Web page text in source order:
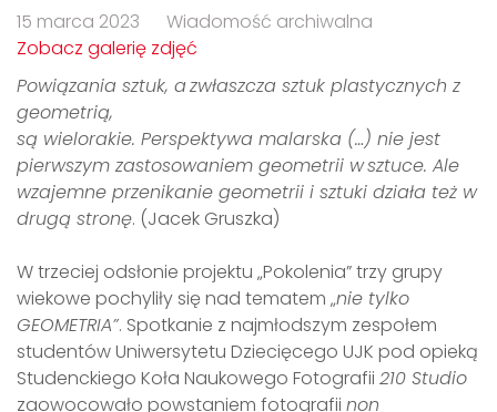
15 marca 2023
Wiadomość archiwalna
Zobacz galerię zdjęć
Powiązania sztuk, a zwłaszcza sztuk plastycznych z
geometrią,
są wielorakie. Perspektywa malarska (…) nie jest
pierwszym zastosowaniem geometrii w sztuce. Ale
wzajemne przenikanie geometrii i sztuki działa też w
drugą stronę. (Jacek Gruszka)
W trzeciej odsłonie projektu „Pokolenia” trzy grupy
wiekowe pochyliły się nad tematem „nie tylko
GEOMETRIA”. Spotkanie z najmłodszym zespołem
studentów Uniwersytetu Dziecięcego UJK pod opieką
Studenckiego Koła Naukowego Fotografii 210 Studio
zaowocowało powstaniem fotografii non